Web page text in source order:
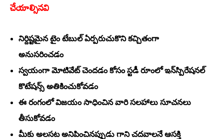
చేయాల్సినవి
నిర్దిష్టమైన టైం టేబుల్‌ ఏర్పరుచుకొని కచ్చితంగా
అనుసరించడం
స్వయంగా మోటివేట్‌ చెందడం కోసం స్టడీ రూంలో ఇన్‌స్పిరేషనల్‌
కొటేషన్స్‌ అతికించుకోవడం
ఈ రంగంలో విజయం సాధించిన వారి సలహాలు సూచనలు
తీసుకోవడం
మీకు అలసట అనిపించినప్పుడు గాని చదవాలనే ఆసక్తి